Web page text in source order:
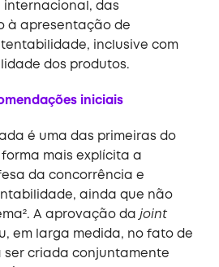
internacional, das
à apresentação de
inclusive com
dos produtos.
iniciais
é uma das primeiras do
mais explícita a
da concorrência e
ainda que não
A aprovação da joint
em larga medida, no fato de
criada conjuntamente